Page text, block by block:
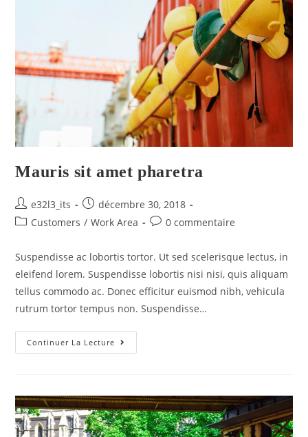
Mauris sit amet pharetra
e32l3_its
décembre 30, 2018
Customers / Work Area 0 commentaire
Suspendisse ac lobortis tortor. Ut sed scelerisque lectus, in
eleifend lorem. Suspendisse lobortis nisi nisi, quis aliquam
tellus commodo ac. Donec efficitur euismod nibh, vehicula
rutrum tortor tempus non. Suspendisse…
Continuer La Lecture